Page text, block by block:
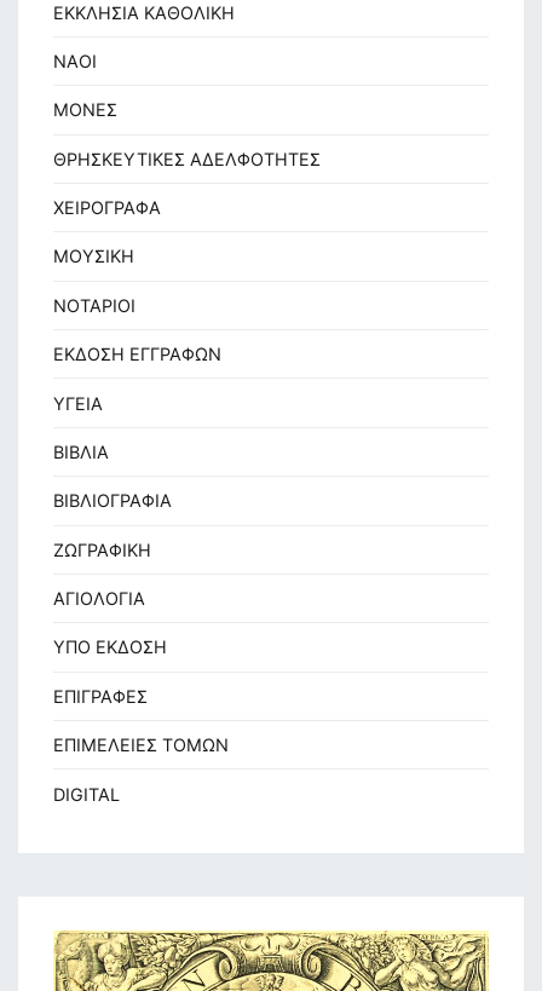
ΕΚΚΛΗΣΙΑ ΚΑΘΟΛΙΚΗ
ΝΑΟΙ
ΜΟΝΕΣ
ΘΡΗΣΚΕΥΤΙΚΕΣ ΑΔΕΛΦΟΤΗΤΕΣ
ΧΕΙΡΟΓΡΑΦΑ
ΜΟΥΣΙΚΗ
ΝΟΤΑΡΙΟΙ
ΕΚΔΟΣΗ ΕΓΓΡΑΦΩΝ
ΥΓΕΙΑ
ΒΙΒΛΙΑ
ΒΙΒΛΙΟΓΡΑΦΙΑ
ΖΩΓΡΑΦΙΚΗ
ΑΓΙΟΛΟΓΙΑ
ΥΠΟ ΕΚΔΟΣΗ
ΕΠΙΓΡΑΦΕΣ
ΕΠΙΜΕΛΕΙΕΣ ΤΟΜΩΝ
DIGITAL